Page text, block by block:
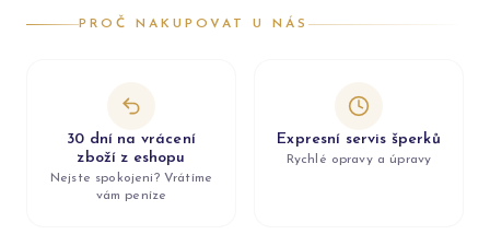
PROČ NAKUPOVAT U NÁS
30 dní na vrácení
zboží z eshopu
Nejste spokojeni? Vrátíme
vám peníze
Expresní servis šperků
Rychlé opravy a úpravy